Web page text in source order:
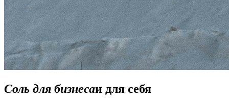
Соль для бизнесаи для себя